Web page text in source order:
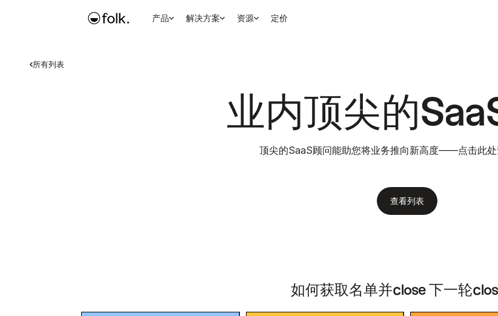
产品 解决方案 资源 定价
所有列表
业内顶尖的
顶尖的SaaS顾问能助您将业务推向新高度——点击此
查看列表
如何获取名单并close 下一轮